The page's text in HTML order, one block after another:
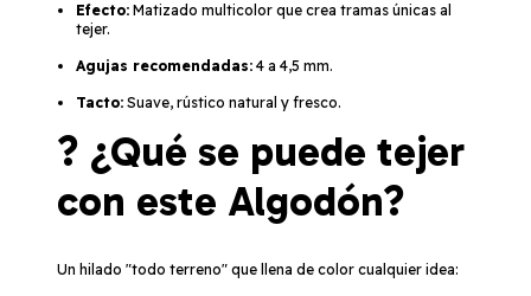
Efecto: Matizado multicolor que crea tramas únicas al
tejer.
Agujas recomendadas: 4 a 4,5 mm.
Tacto: Suave, rústico natural y fresco.
? ¿Qué se puede tejer
con este Algodón?
Un hilado "todo terreno" que llena de color cualquier idea: